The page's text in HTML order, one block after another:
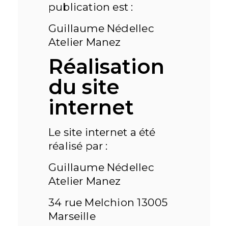
publication est :
Guillaume Nédellec
Atelier Manez
Réalisation
du site
internet
Le site internet a été
réalisé par :
Guillaume Nédellec
Atelier Manez
34 rue Melchion 13005
Marseille